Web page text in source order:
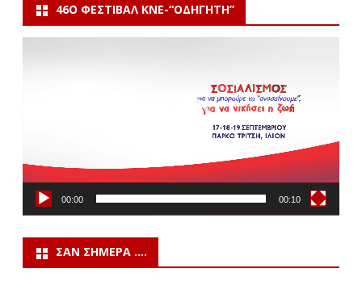
46Ο ΦΕΣΤΙΒΆΛ ΚΝΕ-“ΟΔΗΓΗΤΗ”
Πρόγραμμα
00:00 00:10
ΣΑΝ ΣΉΜΕΡΑ ….